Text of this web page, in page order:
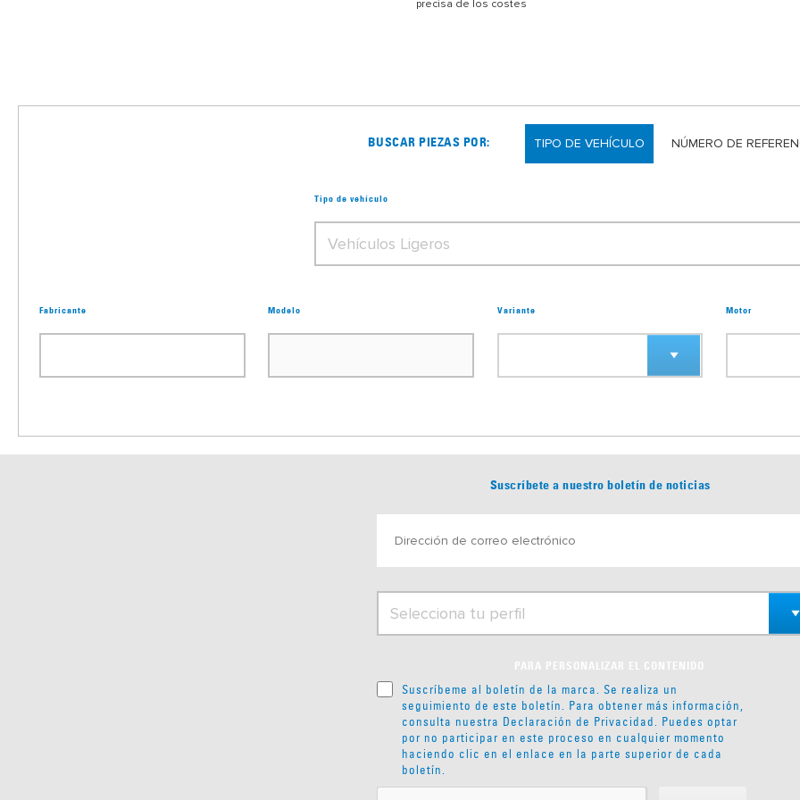
precisa de los costes
BUSCAR PIEZAS POR: TIPO DE VEHÍCULO NÚMERO DE
Tipo de vehículo
Fabricante Modelo Variante Motor
Suscríbete a nuestro boletín de noticias
PARA PERSONALIZAR EL CONTENIDO
Suscríbeme al boletín de la marca. Se realiza un
seguimiento de este boletín. Para obtener más información,
consulta nuestra Declaración de Privacidad
. Puedes optar
por no participar en este proceso en cualquier momento
haciendo clic en el enlace en la parte superior de cada
boletín.